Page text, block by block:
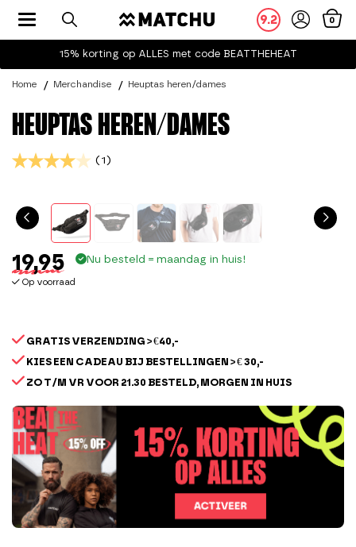
15% korting op ALLES met code BEATTHEHEAT
9.2 0
Toggle navigation
Home Merchandise Heuptas heren/dames
HEUPTAS HEREN/DAMES
(1)
19,95
Op voorraad
Nu besteld = maandag in huis!
GRATIS VERZENDING > €40,-
KIES EEN CADEAU BIJ BESTELLINGEN > € 30,-
ZO T/M VR VOOR 21.30 BESTELD, MORGEN IN HUIS